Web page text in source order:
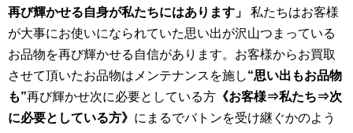
再び輝かせる自身が私たちにはあります」
私たちはお客様
が大事にお使いになられていた思い出が沢山つまっている
お品物を再び輝かせる自信があります。お客様からお買取
させて頂いたお品物はメンテナンスを施し“思い出もお品物
も”再び輝かせ次に必要としている方 《お客様⇒私たち⇒次
に必要としている方》 にまるでバトンを受け継ぐかのよう